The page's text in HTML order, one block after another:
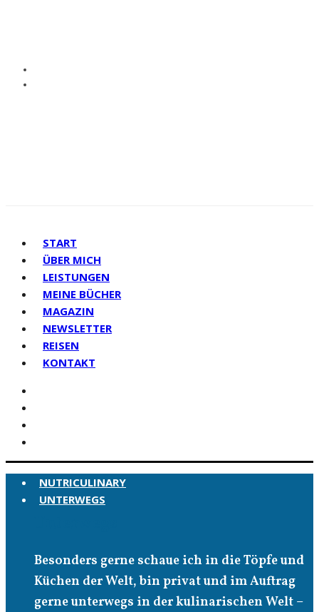
START
ÜBER MICH
LEISTUNGEN
MEINE BÜCHER
MAGAZIN
NEWSLETTER
REISEN
KONTAKT
NUTRICULINARY
UNTERWEGS
Besonders gerne schaue ich in die Töpfe und
Küchen der Welt, bin privat und im Auftrag
gerne unterwegs in der kulinarischen Welt –